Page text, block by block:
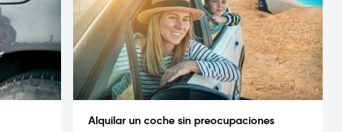
Alquilar un coche sin preocupaciones